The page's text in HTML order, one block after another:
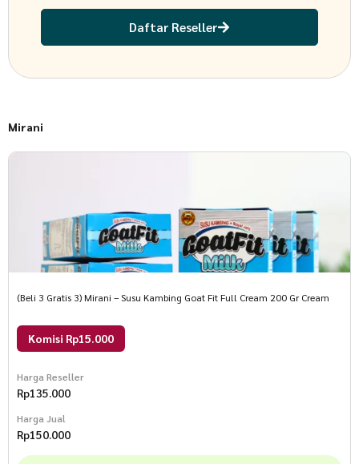
Daftar Reseller
Mirani
(Beli 3 Gratis 3) Mirani – Susu Kambing Goat Fit Full Cream 200 Gr Cream
Komisi Rp15.000
Harga Reseller
Rp135.000
Harga Jual
Rp150.000